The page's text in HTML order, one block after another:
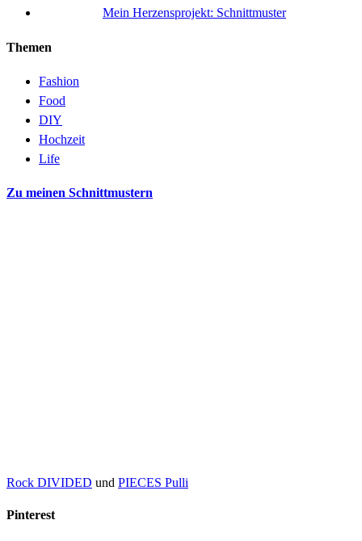
Mein Herzensprojekt: Schnittmuster
Themen
Fashion
Food
DIY
Hochzeit
Life
Zu meinen Schnittmustern
Rock DIVIDED und PIECES Pulli
Pinterest